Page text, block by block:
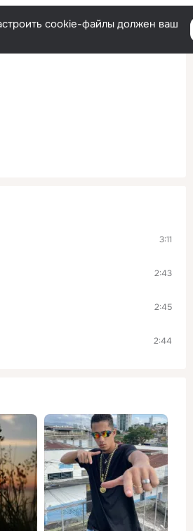
Русский
cookie-файлы должен ваш
3:11
2:43
2:45
2:44